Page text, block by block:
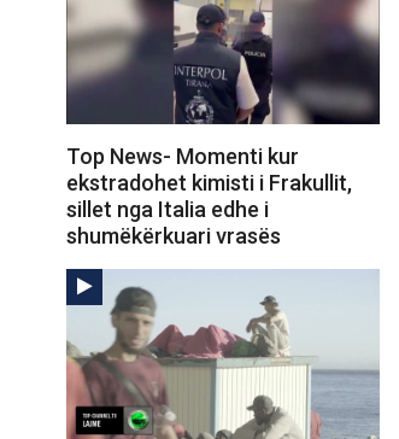
Top News- Momenti kur
ekstradohet kimisti i Frakullit,
sillet nga Italia edhe i
shumëkërkuari vrasës